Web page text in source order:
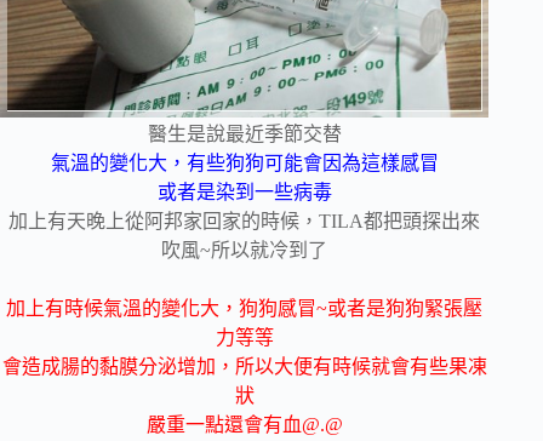
醫生是說最近季節交替
氣溫的變化大，有些狗狗可能會因為這樣感冒
或者是染到一些病毒
加上有天晚上從阿邦家回家的時候，TILA都把頭探出來
吹風~所以就冷到了
加上有時候氣溫的變化大，狗狗感冒~或者是狗狗緊張壓
力等等
會造成腸的黏膜分泌增加，所以大便有時候就會有些果凍
狀
嚴重一點還會有血@.@